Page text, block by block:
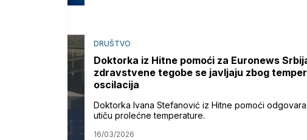
DRUŠTVO
Doktorka iz Hitne pomoći za Euronews
zdravstvene tegobe se javljaju zbog
oscilacija
Doktorka Ivana Stefanović iz Hitne pomoći
utiču prolećne temperature.
16/03/2026